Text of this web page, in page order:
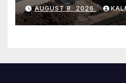
பிரதேச செயலகமும்
இணைந்து விசேட
AUGUST 8, 2026